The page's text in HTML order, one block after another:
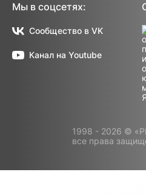
Мы в соцсетях:
Сообщество в VK
Канал на Youtube
1998 - 2026 ©
все права